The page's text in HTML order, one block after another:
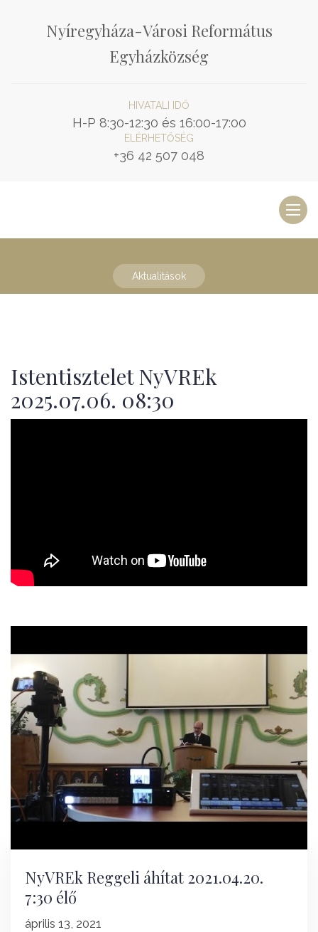
Nyíregyháza-Városi Református
Egyházközség
HIVATALI IDŐ
H-P 8:30-12:30 és 16:00-17:00
ELÉRHETŐSÉG
+36 42 507 048
Aktualitások
Istentisztelet NyVREk
2025.07.06. 08:30
NyVREk Reggeli áhítat 2021.04.20.
7:30 élő
április 13, 2021